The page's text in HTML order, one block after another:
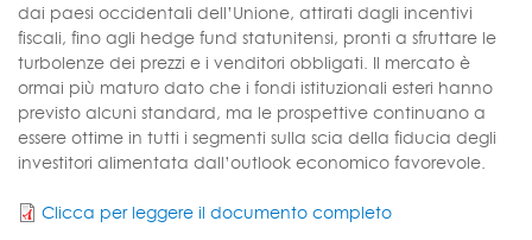
dai paesi occidentali dell’Unione, attirati dagli incentivi
fiscali, fino agli hedge fund statunitensi, pronti a sfruttare le
turbolenze dei prezzi e i venditori obbligati. Il mercato è
ormai più maturo dato che i fondi istituzionali esteri hanno
previsto alcuni standard, ma le prospettive continuano a
essere ottime in tutti i segmenti sulla scia della fiducia degli
investitori alimentata dall’outlook economico favorevole.
Clicca per leggere il documento completo